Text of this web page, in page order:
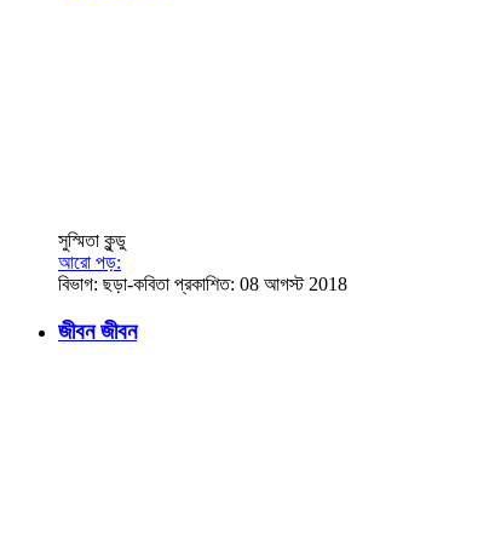
সুস্মিতা কুন্ডু
আরো পড়:
বিভাগ: ছড়া-কবিতা প্রকাশিত: 08 আগস্ট 2018
জীবন জীবন